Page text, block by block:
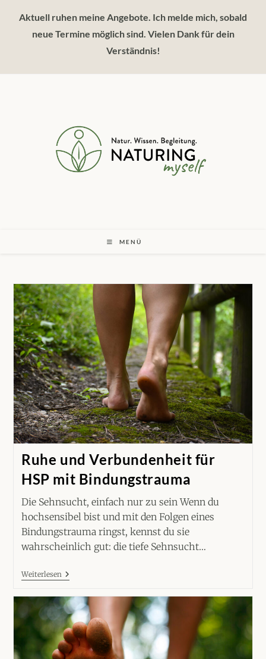
Inhalt
springen
Aktuell ruhen meine Angebote. Ich melde mich, sobald
neue Termine möglich sind. Vielen Dank für dein
Verständnis!
MENÜ
Ruhe und Verbundenheit für
HSP mit Bindungstrauma
Die Sehnsucht, einfach nur zu sein Wenn du
hochsensibel bist und mit den Folgen eines
Bindungstrauma ringst, kennst du sie
wahrscheinlich gut: die tiefe Sehnsucht…
WeiterlesenRuhe
Und
Für
HSP
Mit
Bindungstrauma